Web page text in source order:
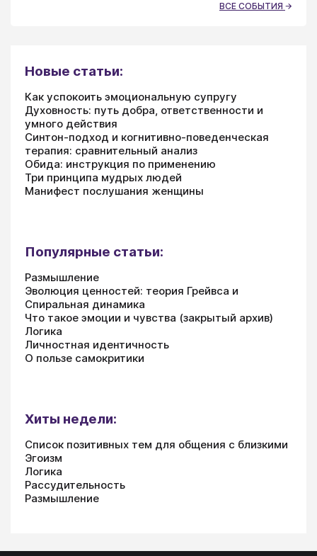
ВСЕ СОБЫТИЯ
Новые статьи:
Как успокоить эмоциональную супругу
Духовность: путь добра, ответственности и
умного действия
Синтон-подход и когнитивно-поведенческая
терапия: сравнительный анализ
Обида: инструкция по применению
Три принципа мудрых людей
Манифест послушания женщины
Популярные статьи:
Размышление
Эволюция ценностей: теория Грейвса и
Спиральная динамика
Что такое эмоции и чувства (закрытый архив)
Логика
Личностная идентичность
О пользе самокритики
Хиты недели:
Список позитивных тем для общения с близкими
Эгоизм
Логика
Рассудительность
Размышление